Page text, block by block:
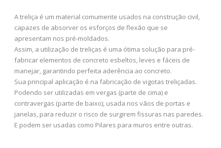
A treliça é um material comumente usados na construção civil,
capazes de absorver os esforços de flexão que se
apresentam nos pré-moldados.
Assim, a utilização de treliças é uma ótima solução para pré-
fabricar elementos de concreto esbeltos, leves e fáceis de
manejar, garantindo perfeita aderência ao concreto.
Sua principal aplicação é na fabricação de vigotas treliçadas.
Podendo ser utilizadas em vergas (parte de cima) e
contravergas (parte de baixo), usada nos vãos de portas e
janelas, para reduzir o risco de surgirem fissuras nas paredes.
E podem ser usadas como Pilares para muros entre outras.